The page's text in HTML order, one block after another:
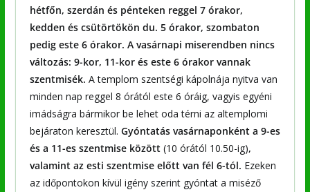
hétfőn, szerdán és pénteken reggel 7 órakor,
kedden és csütörtökön du. 5 órakor, szombaton
pedig este 6 órakor. A vasárnapi miserendben nincs
változás: 9-kor, 11-kor és este 6 órakor vannak
szentmisék. A templom szentségi kápolnája nyitva van
minden nap reggel 8 órától este 6 óráig, vagyis egyéni
imádságra bármikor be lehet oda térni az altemplomi
bejáraton keresztül. Gyóntatás vasárnaponként a 9-es
és a 11-es szentmise között (10 órától 10.50-ig),
valamint az esti szentmise előtt van fél 6-tól. Ezeken
az időpontokon kívül igény szerint gyóntat a miséző